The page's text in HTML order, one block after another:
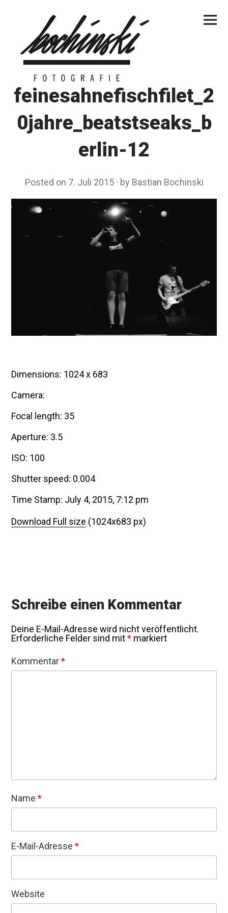
Menu
feinesahnefischfilet_2
0jahre_beatstseaks_b
erlin-12
Posted on 7. Juli 2015 by Bastian Bochinski
Dimensions: 1024 x 683
Camera:
Focal length: 35
Aperture: 3.5
ISO: 100
Shutter speed: 0.004
Time Stamp: July 4, 2015, 7:12 pm
Download Full size (1024x683 px)
Schreibe einen Kommentar
Deine E-Mail-Adresse wird nicht veröffentlicht.
Erforderliche Felder sind mit* markiert
Kommentar*
Name*
E-Mail-Adresse*
Website